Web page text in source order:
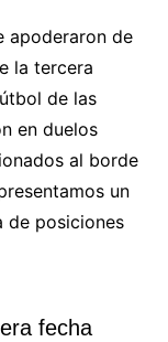
apoderaron de
la tercera
de las
en duelos
al borde
un
de posiciones
fecha